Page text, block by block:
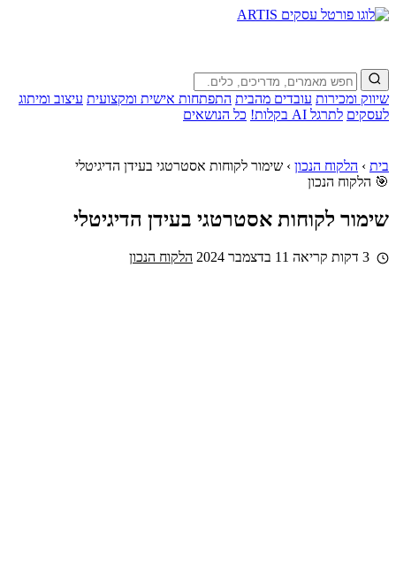
שיווק ומכירות עובדים מהבית התפתחות אישית ומקצועית עיצוב ומיתוג
לעסקים לתרגל AI בקלות! כל הנושאים
בית › הלקוח הנכון › שימור לקוחות אסטרטגי בעידן הדיגיטלי
🎯 הלקוח הנכון
שימור לקוחות אסטרטגי בעידן הדיגיטלי
11 בדצמבר 2024 הלקוח הנכון